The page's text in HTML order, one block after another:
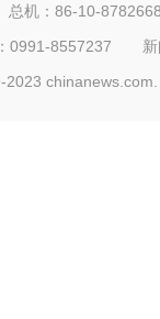
总机：86-10-
0991-8557237